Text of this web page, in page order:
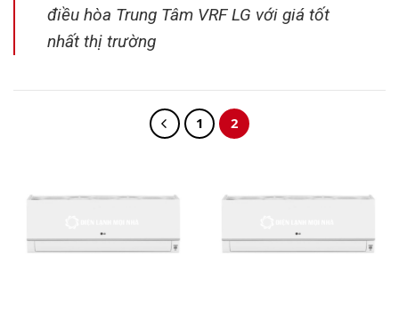
1 2
điều hòa Trung Tâm VRF LG với giá tốt
nhất thị trường